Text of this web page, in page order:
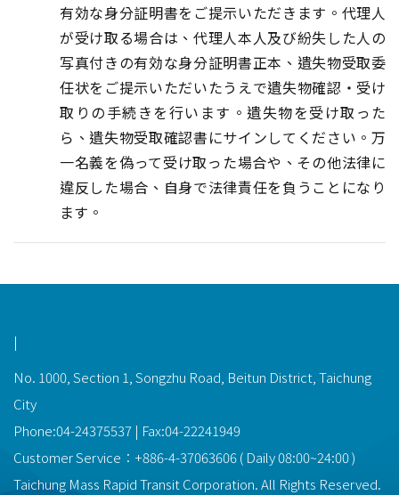
有効な身分証明書をご提示いただきます。代理人
が受け取る場合は、代理人本人及び紛失した人の
写真付きの有効な身分証明書正本、遺失物受取委
任状をご提示いただいたうえで遺失物確認・受け
取りの手続きを行います。遺失物を受け取った
ら、遺失物受取確認書にサインしてください。万
一名義を偽って受け取った場合や、その他法律に
違反した場合、自身で法律責任を負うことになり
ます。
功能選單連結
|
No. 1000, Section 1, Songzhu Road, Beitun District, Taichung
City
Phone:04-24375537 | Fax:04-22241949
Customer Service： +886-4-37063606( Daily08:00~24:00)
Taichung Mass Rapid Transit Corporation. All Rights Reserved.